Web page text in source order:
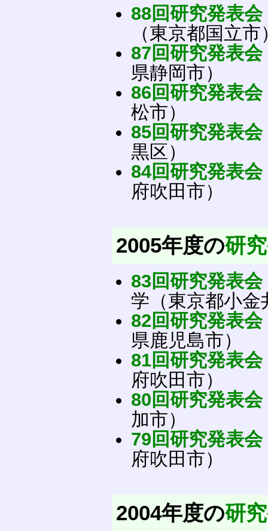
88回研究発表会
（東京都国立市
87回研究発表会
県静岡市）
86回研究発表会
松市）
85回研究発表会
黒区）
84回研究発表会
府吹田市）
2005年度の研
83回研究発表会
学（東京都小金
82回研究発表会
県鹿児島市）
81回研究発表会
府吹田市）
80回研究発表会
加市）
79回研究発表会
府吹田市）
2004年度の研